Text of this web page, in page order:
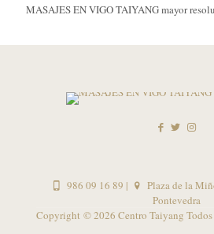
MASAJES EN VIGO TAIYANG mayor
986 09 16 89 |
Plaza de la
Pontevedra
Copyright ©2026 Centro Taiyang